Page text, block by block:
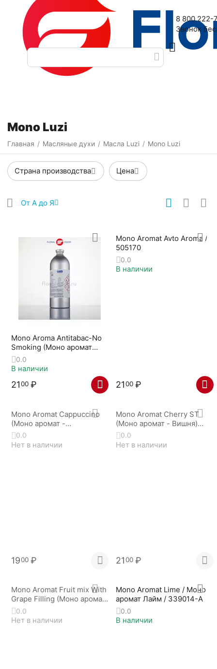
Наш адрес: 2-я Дубровская улица, 6
8 800 222-
Звонок
Mono Luzi
Главная / Масляные духи / Масла Luzi / Mono Luzi
Страна производства Цена
От А до Я
Mono Aroma Antitabac-No
Smoking (Моно аромат
АНТИТАБАК) 605602
0.0
В наличии
2100 ₽
Mono Aromat Avto Aroma /
505170
0.0
В наличии
2100 ₽
Mono Aromat Cappuccino
(Моно аромат -
КАПУЧЧИНО) 354419
0.0
Нет в наличии
1900 ₽
Mono Aromat Cherry ST
(Моно аромат - Вишня)
233681-A
0.0
Нет в наличии
2100 ₽
Mono Aromat Fruit mix With
Grape Filling (Моно аромат
Фруктовая смесь С
Виноградной Начинкой)
0.0
Нет в наличии
Mono Aromat Lime / Моно
аромат Лайм / 339014-A
0.0
В наличии